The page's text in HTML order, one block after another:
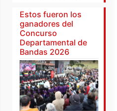
Estos fueron los
ganadores del
Concurso
Departamental de
Bandas 2026